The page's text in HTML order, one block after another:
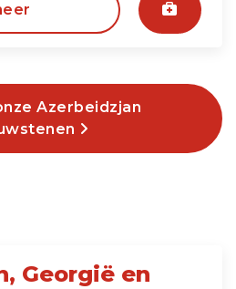
Azerbeidzjan
Georgië en